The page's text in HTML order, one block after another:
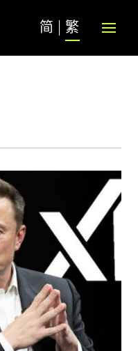
简 繁